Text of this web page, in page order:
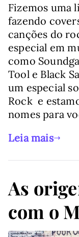
Fizemos uma
fazendo
canções do
especial em
como
Tool e Black
um especial
Rock e
nomes para
Leia mais
As
com o